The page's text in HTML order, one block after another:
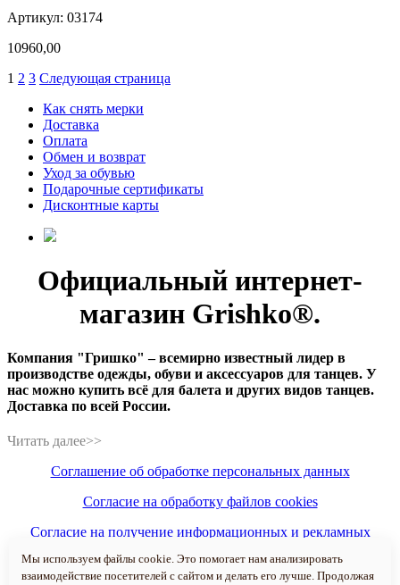
Артикул: 03174
10960,00
1 2 3 Следующая страница
Как снять мерки
Доставка
Оплата
Обмен и возврат
Уход за обувью
Подарочные сертификаты
Дисконтные карты
Официальный интернет-
магазин Grishko®.
Компания "Гришко" – всемирно известный лидер в
производстве одежды, обуви и аксессуаров для танцев. У
нас можно купить всё для балета и других видов танцев.
Доставка по всей России.
Соглашение об обработке персональных данных
Согласие на обработку файлов cookies
Согласие на получение информационных и рекламных
Политика конфиденциальности персональных данных
Мы используем файлы cookie. Это помогает нам анализировать
взаимодействие посетителей с сайтом и делать его лучше. Продолжая